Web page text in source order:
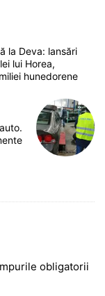
la Deva: lansări
lui Horea,
hunedorene
obligatorii